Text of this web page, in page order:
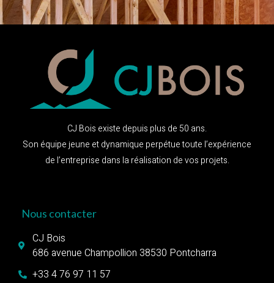
CJ Bois existe depuis plus de 50 ans.
Son équipe jeune et dynamique perpétue toute l’expérience
de l’entreprise dans la réalisation de vos projets.
Nous contacter
CJ Bois
686 avenue Champollion 38530 Pontcharra
+33 4 76 97 11 57